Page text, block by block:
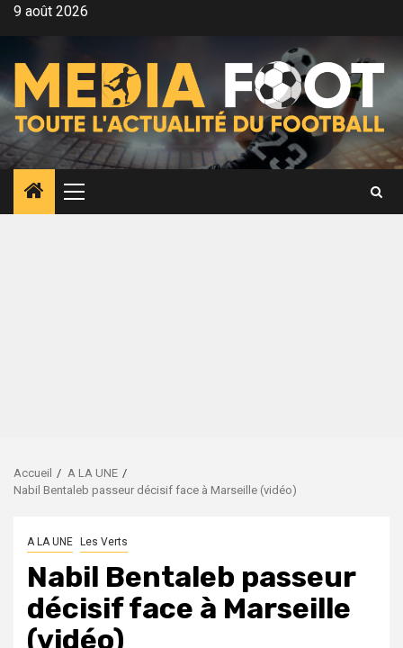
Aller9 août 2026
Menu
principal
Accueil
A LA UNE
Nabil Bentaleb passeur décisif face à Marseille (vidéo)
A LA UNE Les Verts
Nabil Bentaleb passeur
décisif face à Marseille
(vidéo)